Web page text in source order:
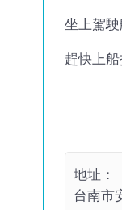
坐上駕
趕快上船
地址：
台南市